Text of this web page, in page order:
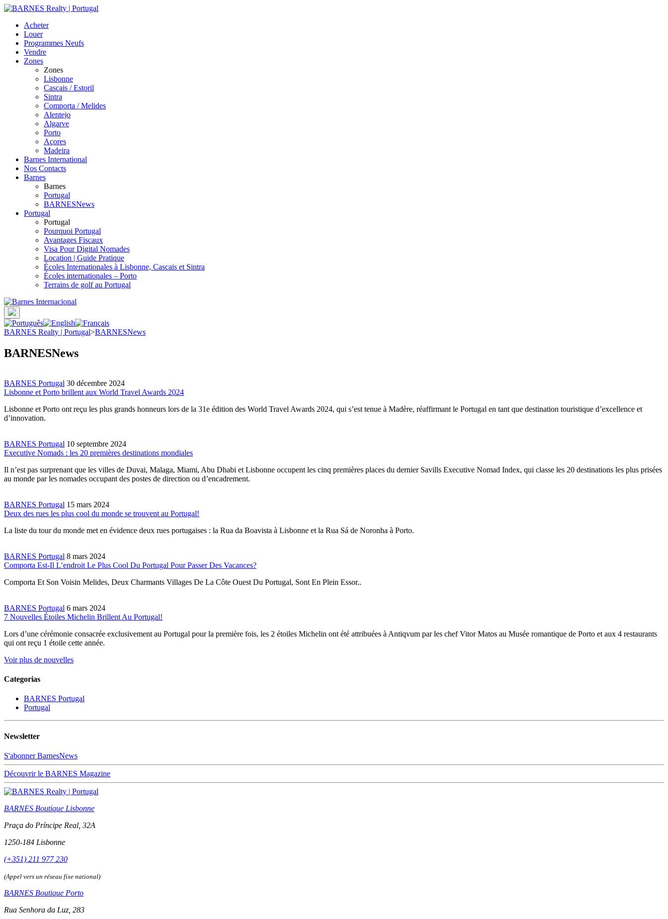
Acheter
Louer
Programmes Neufs
Vendre
Zones
Zones
Lisbonne
Cascais / Estoril
Sintra
Comporta / Melides
Alentejo
Algarve
Porto
Açores
Madeira
Barnes International
Nos Contacts
Barnes
Barnes
Portugal
BARNESNews
Portugal
Portugal
Pourquoi Portugal
Avantages Fiscaux
Visa Pour Digital Nomades
Location | Guide Pratique
Écoles Internationales à Lisbonne, Cascais et Sintra
Écoles internationales – Porto
Terrains de golf au Portugal
BARNES Realty | Portugal>BARNESNews
BARNESNews
BARNES Portugal 30 décembre 2024
Lisbonne et Porto brillent aux World Travel Awards 2024
Lisbonne et Porto ont reçu les plus grands honneurs lors de la 31e édition des World Travel Awards 2024, qui s’est tenue à Madère, réaffirmant le Portugal en tant que destination touristique d’excellence et
d’innovation.
BARNES Portugal 10 septembre 2024
Executive Nomads : les 20 premières destinations mondiales
Il n’est pas surprenant que les villes de Duvai, Malaga, Miami, Abu Dhabi et Lisbonne occupent les cinq premières places du dernier Savills Executive Nomad Index, qui classe les 20 destinations les plus prisées
au monde par les nomades occupant des postes de direction ou d’encadrement.
BARNES Portugal 15 mars 2024
Deux des rues les plus cool du monde se trouvent au Portugal!
La liste du tour du monde met en évidence deux rues portugaises : la Rua da Boavista à Lisbonne et la Rua Sá de Noronha à Porto.
BARNES Portugal 8 mars 2024
Comporta Est-Il L’endroit Le Plus Cool Du Portugal Pour Passer Des Vacances?
Comporta Et Son Voisin Melides, Deux Charmants Villages De La Côte Ouest Du Portugal, Sont En Plein Essor..
BARNES Portugal 6 mars 2024
7 Nouvelles Étoiles Michelin Brillent Au Portugal!
Lors d’une cérémonie consacrée exclusivement au Portugal pour la première fois, les 2 étoiles Michelin ont été attribuées à Antiqvum par les chef Vitor Matos au Musée romantique de Porto et aux 4 restaurants
qui ont reçu 1 étoile cette année.
Voir plus de nouvelles
Categorias
BARNES Portugal
Portugal
Newsletter
S'abonner BarnesNews
Découvrir le BARNES Magazine
BARNES Boutique Lisbonne
Praça do Príncipe Real, 32A
1250-184 Lisbonne
(+351) 211 977 230
(Appel vers un réseau fixe national)
BARNES Boutique Porto
Rua Senhora da Luz, 283